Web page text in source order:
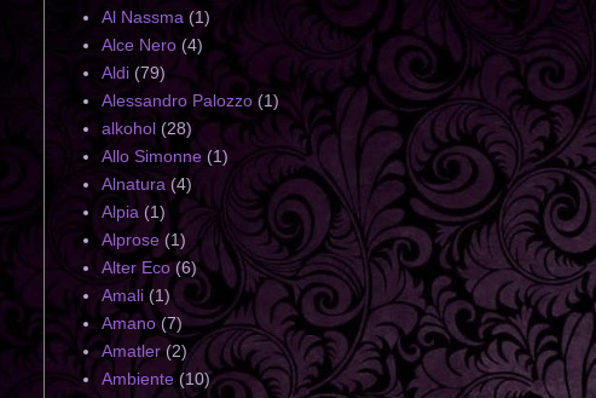
Al Nassma (1)
Alce Nero (4)
Aldi (79)
Alessandro Palozzo (1)
alkohol (28)
Allo Simonne (1)
Alnatura (4)
Alpia (1)
Alprose (1)
Alter Eco (6)
Amali (1)
Amano (7)
Amatler (2)
Ambiente (10)